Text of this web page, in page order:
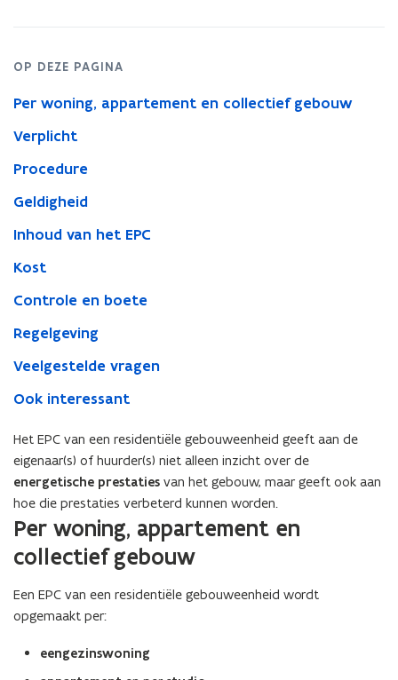
OP DEZE PAGINA
Per woning, appartement en collectief gebouw
Verplicht
Procedure
Geldigheid
Inhoud van het EPC
Kost
Controle en boete
Regelgeving
Veelgestelde vragen
Ook interessant
Het EPC van een residentiële gebouweenheid geeft aan de
eigenaar(s) of huurder(s) niet alleen inzicht over de
energetische prestaties van het gebouw, maar geeft ook aan
hoe die prestaties verbeterd kunnen worden.
Per woning, appartement en
collectief gebouw
Een EPC van een residentiële gebouweenheid wordt
opgemaakt per:
eengezinswoning